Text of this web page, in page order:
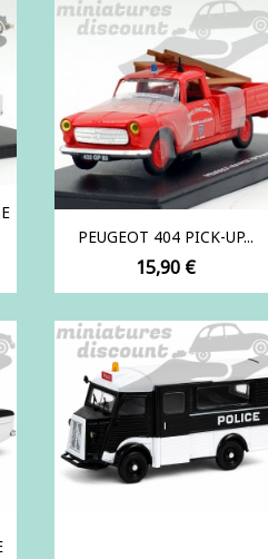
PEUGEOT 404 PICK-UP...
Prix
15,90 €